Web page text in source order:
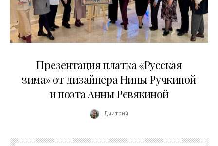
Презентация платка «Русская
зима» от дизайнера Нины Ручкиной
и поэта Анны Ревякиной
Дмитрий